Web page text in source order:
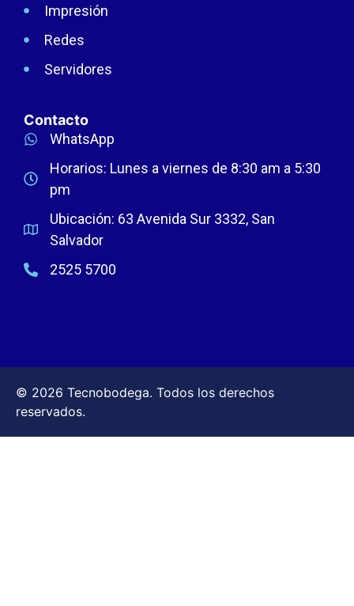
Impresión
Redes
Servidores
Contacto
WhatsApp
Horarios: Lunes a viernes de 8:30 am a 5:30
pm
Ubicación: 63 Avenida Sur 3332, San
Salvador
2525 5700
© 2026 Tecnobodega. Todos los derechos
reservados.